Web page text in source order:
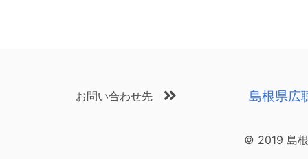
お問い合わせ先 島根県広
© 2019 島